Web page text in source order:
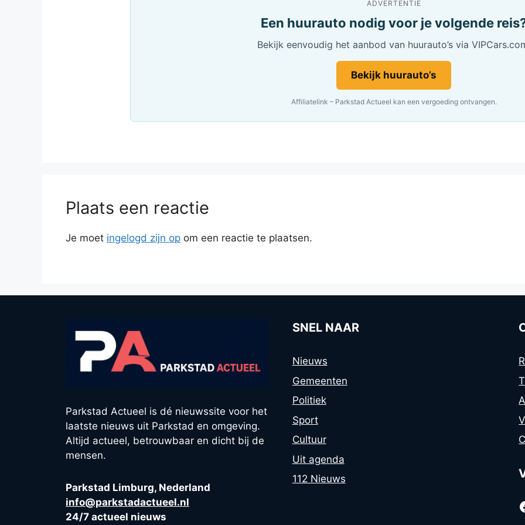
ADVERTENTIE
Een huurauto nodig voor je volgende
Bekijk eenvoudig het aanbod van huurauto’s via
Bekijk huurauto’s
Affiliatelink – Parkstad Actueel kan een vergoeding ontvangen.
Plaats een reactie
Je moet ingelogd zijn op om een reactie te plaatsen.
Parkstad Actueel is dé nieuwssite voor het
laatste nieuws uit Parkstad en omgeving.
Altijd actueel, betrouwbaar en dicht bij de
mensen.
Parkstad Limburg, Nederland
info@parkstadactueel.nl
24/7 actueel nieuws
SNEL NAAR
Nieuws
Gemeenten
Politiek
Sport
Cultuur
Uit agenda
112 Nieuws